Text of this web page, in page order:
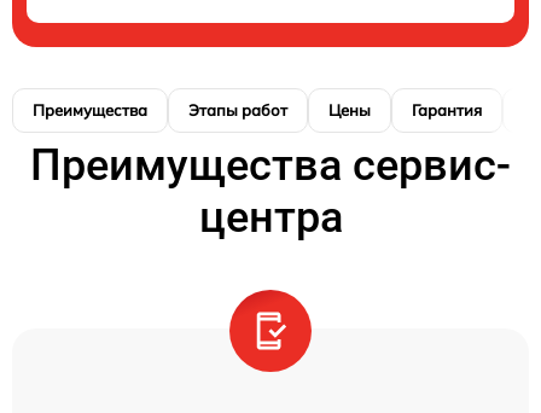
Преимущества Этапы работ Цены Гарантия
Преимущества сервис-
центра